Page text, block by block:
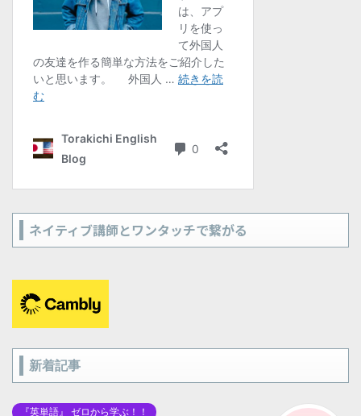
ネイティブ講師とワンタッチで繋がる
新着記事
『英単語』 ゼロから学ぶ！！